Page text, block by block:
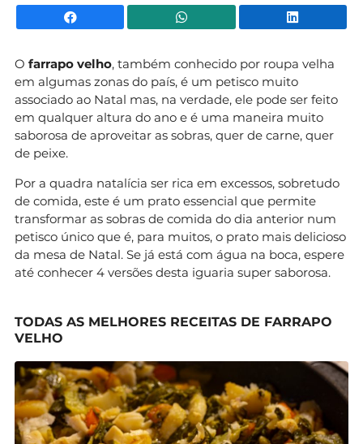
Facebook WhatsApp
O farrapo velho, também conhecido por roupa velha
em algumas zonas do país, é um petisco muito
associado ao Natal mas, na verdade, ele pode ser feito
em qualquer altura do ano e é uma maneira muito
saborosa de aproveitar as sobras, quer de carne, quer
de peixe.
Por a quadra natalícia ser rica em excessos, sobretudo
de comida, este é um prato essencial que permite
transformar as sobras de comida do dia anterior num
petisco único que é, para muitos, o prato mais delicioso
da mesa de Natal. Se já está com água na boca, espere
até conhecer 4 versões desta iguaria super saborosa.
TODAS AS MELHORES RECEITAS DE FARRAPO
VELHO